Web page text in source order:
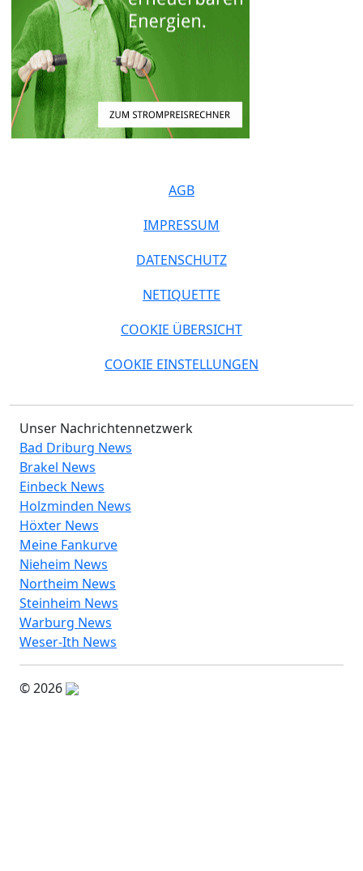
AGB
IMPRESSUM
DATENSCHUTZ
NETIQUETTE
COOKIE ÜBERSICHT
COOKIE EINSTELLUNGEN
Unser Nachrichtennetzwerk
Bad Driburg News
Brakel News
Einbeck News
Holzminden News
Höxter News
Meine Fankurve
Nieheim News
Northeim News
Steinheim News
Warburg News
Weser-Ith News
© 2026